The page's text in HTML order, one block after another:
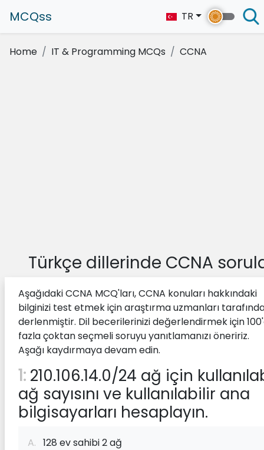
MCQss TR
Home IT & Programming MCQs CCNA
Türkçe dillerinde CCNA
Aşağıdaki CCNA MCQ'ları, CCNA konuları hakkındaki
bilginizi test etmek için araştırma uzmanları
derlenmiştir. Dil becerilerinizi değerlendirmek için
fazla çoktan seçmeli soruyu yanıtlamanızı öneririz.
Aşağı kaydırmaya devam edin.
1: 210.106.14.0/24 ağ için
ağ sayısını ve kullanılabilir ana
bilgisayarları hesaplayın.
A. 128 ev sahibi 2 ağ